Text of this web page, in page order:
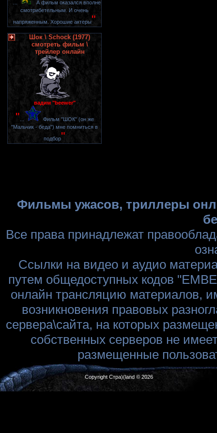
А фильм оказался вполне
смотрибетельным. И очень
напряженным. Хорошие актеры"
Шок \ Schock (1977)
смотреть фильм \
трейлер онлайн
вадим "beewer"
"
Фильм "ШОК" (он же
"Мальчик - беда") мне помниться в
подбор"
Фильмы ужасов, триллеры
Все права принадлежат
Ссылки на видео и аудио
путем общедоступных кодов
онлайн трансляцию материалов,
возникновения правовых
сервера\сайта, на которых
собственных серверов не
размещенные
Copyright Стра)(land © 2026